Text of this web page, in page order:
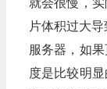
就会很慢，
片体积过大
服务器，如
度是比较明